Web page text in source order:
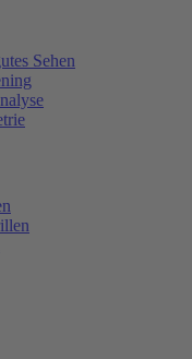
Sehen